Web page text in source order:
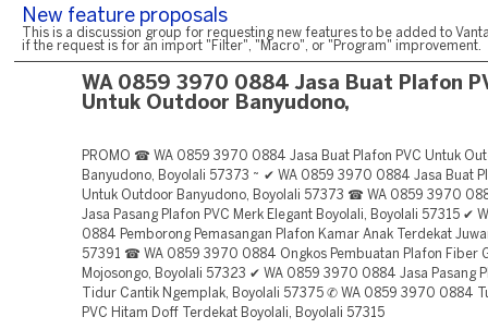
New feature proposals
This is a discussion group for requesting new features to be added to
if the request is for an import "Filter", "Macro", or "Program" improvement.
WA 0859 3970 0884 Jasa Buat Plafon
Untuk Outdoor Banyudono,
PROMO ☎ WA 0859 3970 0884 Jasa Buat Plafon PVC Untuk
Banyudono, Boyolali 57373 ~ ✔ WA 0859 3970 0884 Jasa Buat
Untuk Outdoor Banyudono, Boyolali 57373 ☎ WA 0859 3970
Jasa Pasang Plafon PVC Merk Elegant Boyolali, Boyolali 57315 ✔
0884 Pemborong Pemasangan Plafon Kamar Anak Terdekat
57391 ☎ WA 0859 3970 0884 Ongkos Pembuatan Plafon Fiber
Mojosongo, Boyolali 57323 ✔ WA 0859 3970 0884 Jasa Pasang
Tidur Cantik Ngemplak, Boyolali 57375 ✆ WA 0859 3970 0884
PVC Hitam Doff Terdekat Boyolali, Boyolali 57315